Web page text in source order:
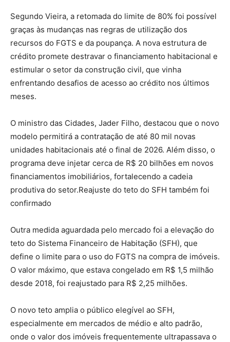
Segundo Vieira, a retomada do limite de 80% foi possível
graças às mudanças nas regras de utilização dos
recursos do FGTS e da poupança. A nova estrutura de
crédito promete destravar o financiamento habitacional e
estimular o setor da construção civil, que vinha
enfrentando desafios de acesso ao crédito nos últimos
meses.
O ministro das Cidades, Jader Filho, destacou que o novo
modelo permitirá a contratação de até 80 mil novas
unidades habitacionais até o final de 2026. Além disso, o
programa deve injetar cerca de R$ 20 bilhões em novos
financiamentos imobiliários, fortalecendo a cadeia
produtiva do setor.Reajuste do teto do SFH também foi
confirmado
Outra medida aguardada pelo mercado foi a elevação do
teto do Sistema Financeiro de Habitação (SFH), que
define o limite para o uso do FGTS na compra de imóveis.
O valor máximo, que estava congelado em R$ 1,5 milhão
desde 2018, foi reajustado para R$ 2,25 milhões.
O novo teto amplia o público elegível ao SFH,
especialmente em mercados de médio e alto padrão,
onde o valor dos imóveis frequentemente ultrapassava o